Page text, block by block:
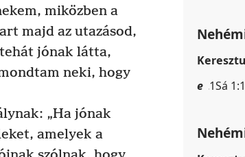
miközben a
majd az utazásod,
jónak látta,
neki, hogy
„Ha jónak
amelyek a
e 1Sá